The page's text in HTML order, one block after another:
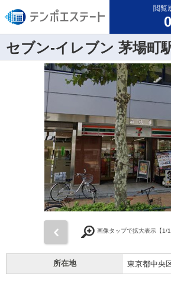
閲覧
0
セブン-イレブン 茅場町
画像タップで拡大表示【1/1
所在地 東京都中央